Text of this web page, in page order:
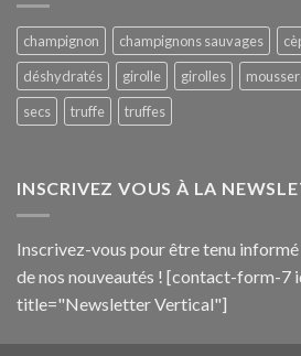
champignon champignons sauvages
déshydratés
girolle girolles
secs
truffe truffes
INSCRIVEZ VOUS À LA
Inscrivez-vous pour être tenu
de nos nouveautés ! [contact-form-7
title="Newsletter Vertical"]